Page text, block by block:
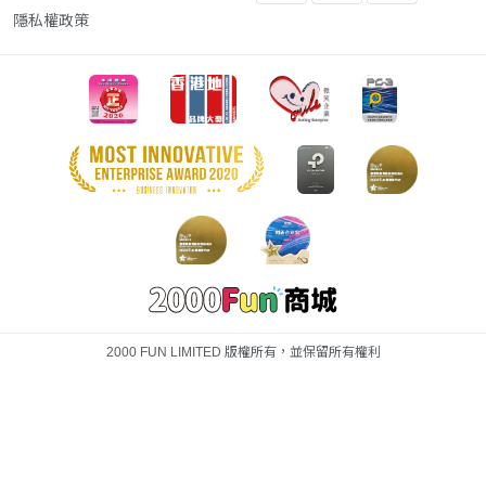
隱私權政策
2000 FUN LIMITED 版權所有，並保留所有權利